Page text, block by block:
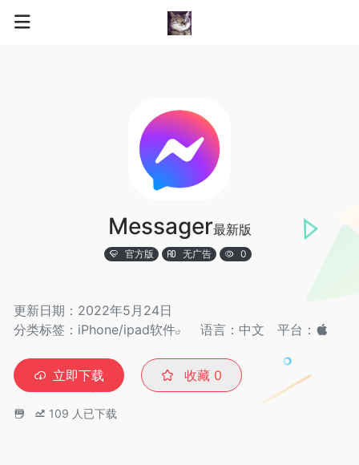
Messager最新版
官方版 无广告 0
更新日期：2022年5月24日
分类标签： iPhone/ipad软件 语言：中文 平台：
立即下载 收藏 0
109 人已下载